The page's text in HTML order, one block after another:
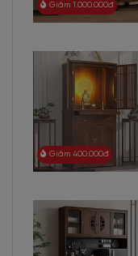
Giảm 1.000.000đ
Giảm 400.000đ